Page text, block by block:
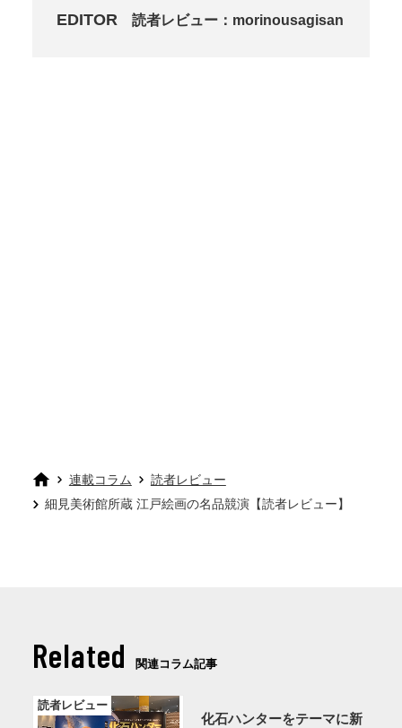
EDITOR 読者レビュー：morinousagisan
連載コラム
読者レビュー
細見美術館所蔵 江戸絵画の名品競演【読者レビュー】
Related 関連コラム記事
読者レビュー
化石ハンターをテーマに新